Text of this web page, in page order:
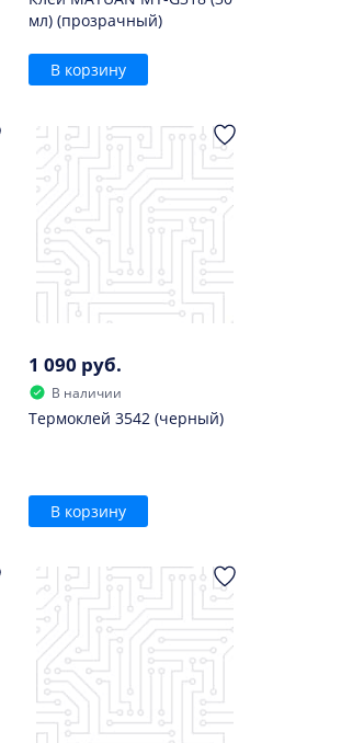
мл) (прозрачный)
В корзину
1 090 руб.
В наличии
Термоклей 3542 (черный)
В корзину